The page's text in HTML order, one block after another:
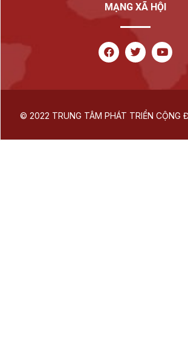
MẠNG XÃ HỘI
© 2022 TRUNG TÂM PHÁT TRIỂN CỘNG